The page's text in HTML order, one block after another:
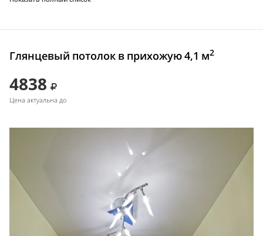
Глянцевый потолок в прихожую 4,1 м2
4838
Цена актуальна до